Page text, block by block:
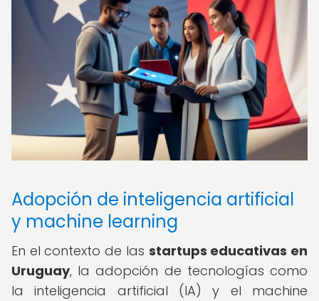
Adopción de inteligencia artificial
y machine learning
En el contexto de las startups educativas en
Uruguay, la adopción de tecnologías como
la inteligencia artificial (IA) y el machine